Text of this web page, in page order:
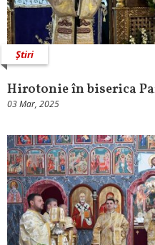
Știri
Hirotonie în biserica
03 Mar, 2025